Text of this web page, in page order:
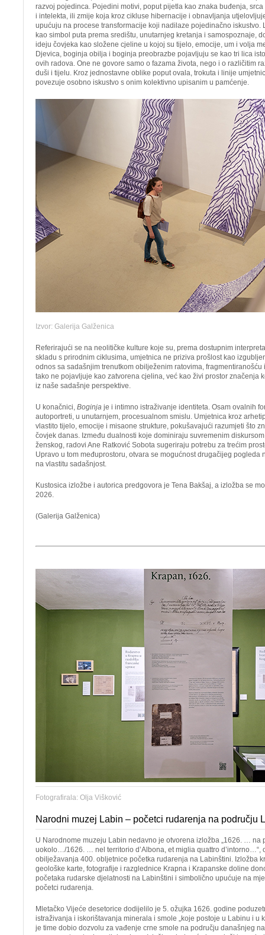
razvoj pojedinca. Pojedini motivi, poput pijetla kao znaka buđenja,
i intelekta, ili zmije koja kroz cikluse hibernacije i obnavljanja
upućuju na procese transformacije koji nadilaze pojedinačno iskustvo.
kao simbol puta prema središtu, unutarnjeg kretanja i samospoznaje,
ideju čovjeka kao složene cjeline u kojoj su tijelo, emocije, um i volja
Djevica, boginja obilja i boginja preobrazbe pojavljuju se kao tri lica
ovih radova. One ne govore samo o fazama života, nego i o različitim
duši i tijelu. Kroz jednostavne oblike poput ovala, trokuta i linije
povezuje osobno iskustvo s onim kolektivno upisanim u pamćenje.
Izvor: Galerija Galženica
Referirajući se na neolitičke kulture koje su, prema dostupnim
skladu s prirodnim ciklusima, umjetnica ne priziva prošlost kao
odnos sa sadašnjim trenutkom obilježenim ratovima, fragmentiranošću
tako ne pojavljuje kao zatvorena cjelina, već kao živi prostor značenja
iz naše sadašnje perspektive.
U konačnici, Boginja je i intimno istraživanje identiteta. Osam ovalnih
autoportreti, u unutarnjem, procesualnom smislu. Umjetnica kroz
vlastito tijelo, emocije i misaone strukture, pokušavajući razumjeti što
čovjek danas. Između dualnosti koje dominiraju suvremenim
ženskog, radovi Ane Ratković Sobota sugeriraju potrebu za trećim
Upravo u tom međuprostoru, otvara se mogućnost drugačijeg pogleda
na vlastitu sadašnjost.
Kustosica izložbe i autorica predgovora je Tena Bakšaj, a izložba se
2026.
(Galerija Galženica)
Fotografirala: Olja Višković
Narodni muzej Labin – početci rudarenja na području
U Narodnome muzeju Labin nedavno je otvorena izložba „1626. … na
uokolo…/1626. … nel territorio d’Albona, et miglia quattro d’intorno…“,
obilježavanja 400. obljetnice početka rudarenja na Labinštini. Izložba
geološke karte, fotografije i razglednice Krapna i Krapanske doline
početaka rudarske djelatnosti na Labinštini i simbolično upućuje na
početci rudarenja.
Mletačko Vijeće desetorice dodijelilo je 5. ožujka 1626. godine
istraživanja i iskorištavanja minerala i smole „koje postoje u Labinu i u
je time dobio dozvolu za vađenje crne smole na području današnjeg